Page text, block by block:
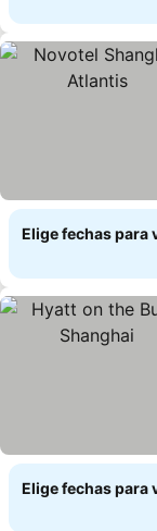
Elige fechas para
Elige fechas para